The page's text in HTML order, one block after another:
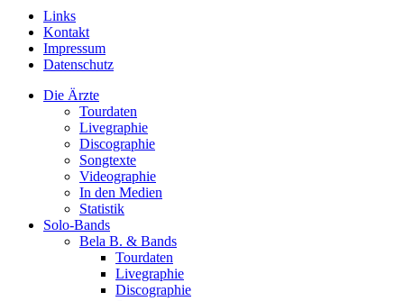
Links
Kontakt
Impressum
Datenschutz
Die Ärzte
Tourdaten
Livegraphie
Discographie
Songtexte
Videographie
In den Medien
Statistik
Solo-Bands
Bela B. & Bands
Tourdaten
Livegraphie
Discographie